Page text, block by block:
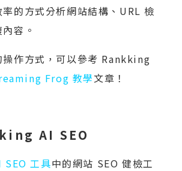
的方式分析網站結構、URL 檢
容。
操作方式，可以參考 Rankking
Frog 教學文章！
AI SEO
工具中的網站 SEO 健檢工